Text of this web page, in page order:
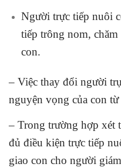
Người trực tiếp nuôi
tiếp trông nom,
con.
– Việc thay đổi người
nguyện vọng của con
– Trong trường hợp xét
đủ điều kiện trực tiếp
giao con cho người